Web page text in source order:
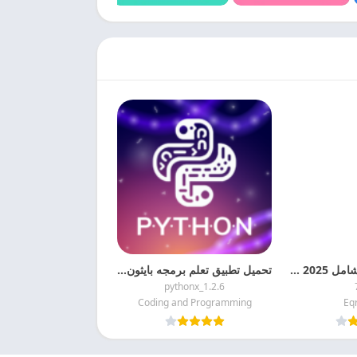
تحميل المصحف الشامل 2025 بدون نت مجانا تحميل تطبيق تعلم برمجه بايثون Learn Python APK 2025 مجانا
pythonx_1.2.6
Coding and Programming